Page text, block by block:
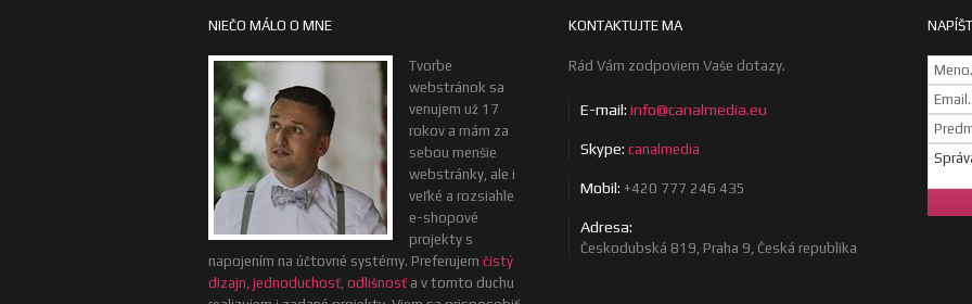
NIEČO MÁLO O MNE
Tvorbe
webstránok sa
venujem už 17
rokov a mám za
sebou menšie
webstránky, ale i
veľké a rozsiahle
e-shopové
projekty s
napojením na účtovné systémy. Preferujem čistý
dizajn, jednoduchosť, odlišnosť a v tomto duchu
KONTAKTUJTE MA
Rád Vám zodpoviem Vaše dotazy.
E-mail: info@canalmedia.eu
Skype: canalmedia
Mobil: +420 777 246 435
Adresa:
Českodubská 819, Praha 9, Česká republika